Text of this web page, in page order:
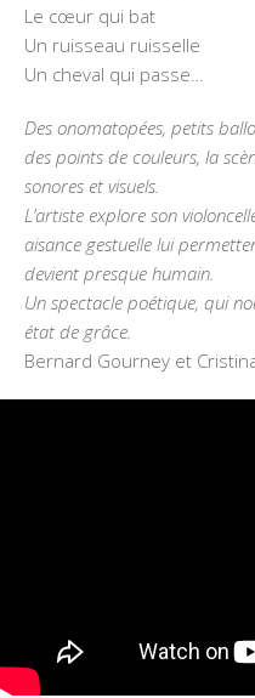
Le cœur qui bat
Un ruisseau ruisselle
Un cheval qui passe…
Des onomatopées, petits
des points de couleurs, la
sonores et visuels.
L’artiste explore son
aisance gestuelle lui
devient presque humain.
Un spectacle poétique, qui
état de grâce.
Bernard Gourney et